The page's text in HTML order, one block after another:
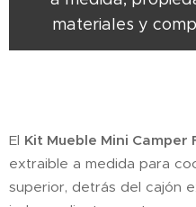
materiales y
El Kit Mueble Mini Camper
extraible a medida para
superior, detrás del cajón